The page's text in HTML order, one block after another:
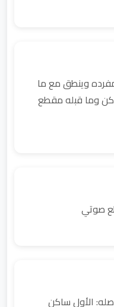
وينطق مع ما
وما قبله مقطع
صوتي
الأول ساكن